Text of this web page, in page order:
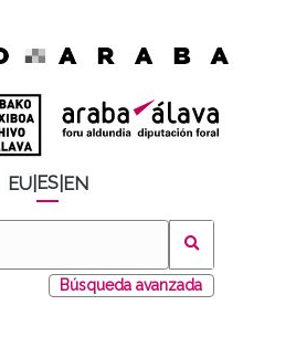
EU ES EN
Búsqueda avanzada